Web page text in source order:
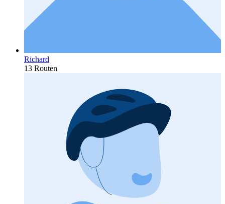
Richard
13 Routen